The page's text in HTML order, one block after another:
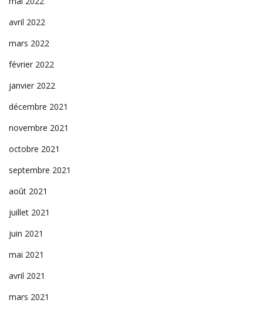
avril 2022
mars 2022
février 2022
janvier 2022
décembre 2021
novembre 2021
octobre 2021
septembre 2021
août 2021
juillet 2021
juin 2021
mai 2021
avril 2021
mars 2021